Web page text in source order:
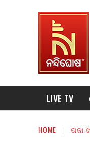
LIVE TV
HOME ତାଜା